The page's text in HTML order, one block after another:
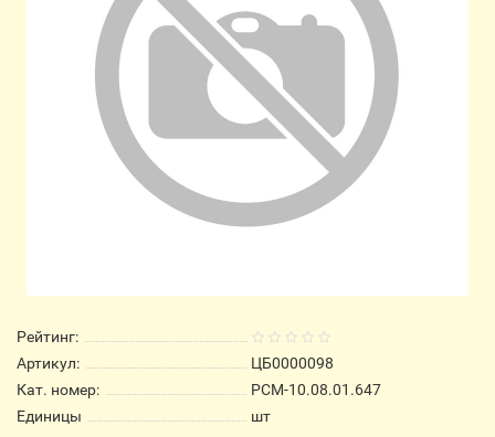
Рейтинг:
Артикул:
ЦБ0000098
Кат. номер:
РСМ-10.08.01.647
Единицы
шт